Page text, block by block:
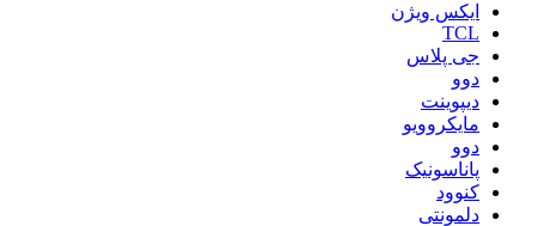
ایکس ویژن
TCL
جی پلاس
دوو
دیپوینت
مایکروویو
دوو
پاناسونیک
کنوود
دلمونتی